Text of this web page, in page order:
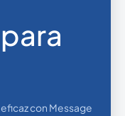
con Message